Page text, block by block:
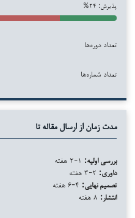
پذیرش: ۲۴%
تعداد دوره‌ها
تعداد شماره‌ها
مدت زمان از ارسال مقاله تا
بررسی اولیه:
داوری:
تصمیم نهایی:
انتشار: